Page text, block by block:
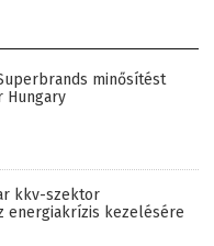
minősítést
Hungary
kkv-szektor
energiakrízis kezelésére